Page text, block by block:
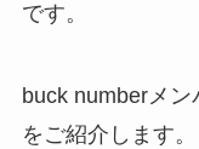
です。
buck numberメ
をご紹介します。